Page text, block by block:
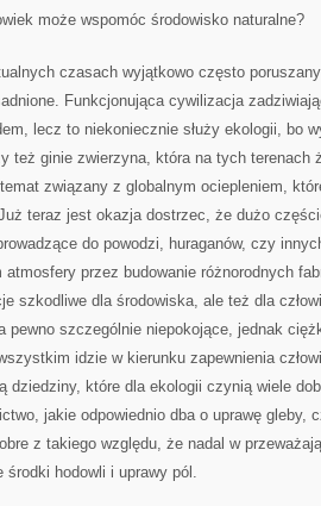
może wspomóc środowisko naturalne?
czasach wyjątkowo często
Funkcjonująca cywilizacja
lecz to niekoniecznie służy ekologii, bo
też ginie zwierzyna, która na tych terenach
związany z globalnym ociepleniem,
teraz jest okazja dostrzec, że dużo
do powodzi, huraganów, czy
przez budowanie różnorodnych
szkodliwe dla środowiska, ale też dla
pewno szczególnie niepokojące, jednak
idzie w kierunku zapewnienia
dziedziny, które dla ekologii czynią wiele
jakie odpowiednio dba o uprawę gleby,
z takiego względu, że nadal w
środki hodowli i uprawy pól.